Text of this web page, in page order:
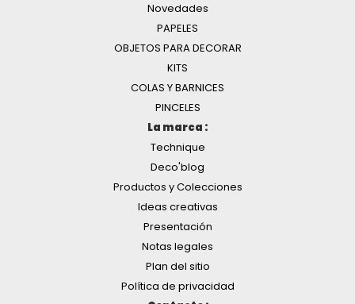
Novedades
PAPELES
OBJETOS PARA DECORAR
KITS
COLAS Y BARNICES
PINCELES
La marca :
Technique
Deco'blog
Productos y Colecciones
Ideas creativas
Presentación
Notas legales
Plan del sitio
Política de privacidad